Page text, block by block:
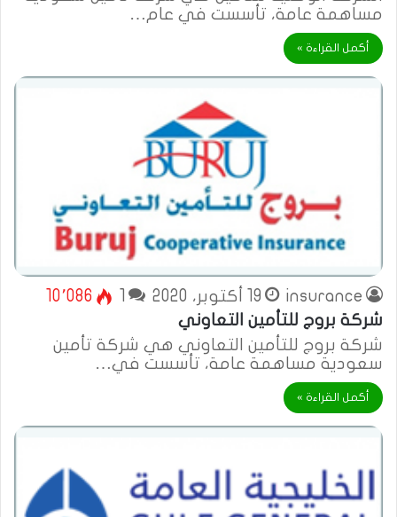
مساهمة عامة، تأسست في عام…
أكمل القراءة »
insurance 19 أكتوبر، 2020
10٬086
شركة بروج للتأمين التعاوني
شركة بروج للتأمين التعاوني هي شركة تأمين
سعودية مساهمة عامة، تأسست في…
أكمل القراءة »